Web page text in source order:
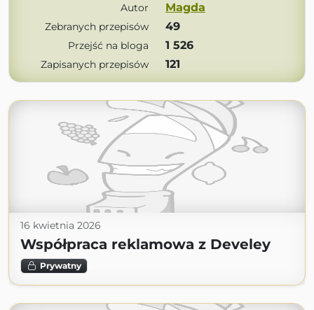
Autor Magda
Zebranych przepisów 49
Przejść na bloga 1 526
Zapisanych przepisów 121
16 kwietnia 2026
Współpraca reklamowa z Develey
Prywatny